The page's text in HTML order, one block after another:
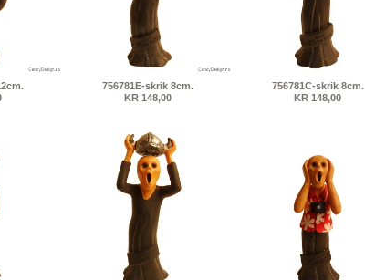
756781E-skrik 8cm.
KR 148,00
756781C-skrik 8cm.
KR 148,00